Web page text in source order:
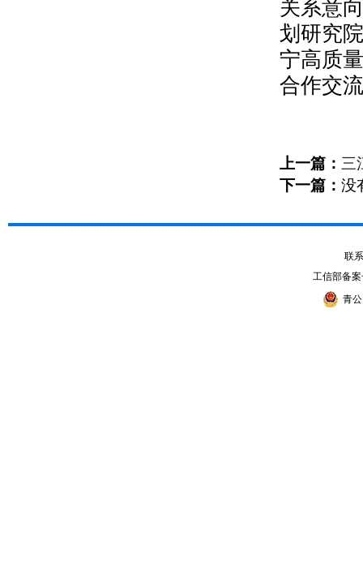
关系意
划研究
宁高质
合作交
上一篇： 三
下一篇： 没
联
工信部备
青公